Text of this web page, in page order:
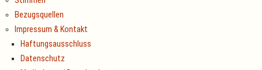
Bezugsquellen
Impressum & Kontakt
Haftungsausschluss
Datenschutz